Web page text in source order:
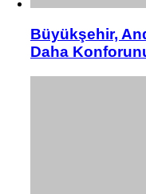
Büyükşehir,
Daha